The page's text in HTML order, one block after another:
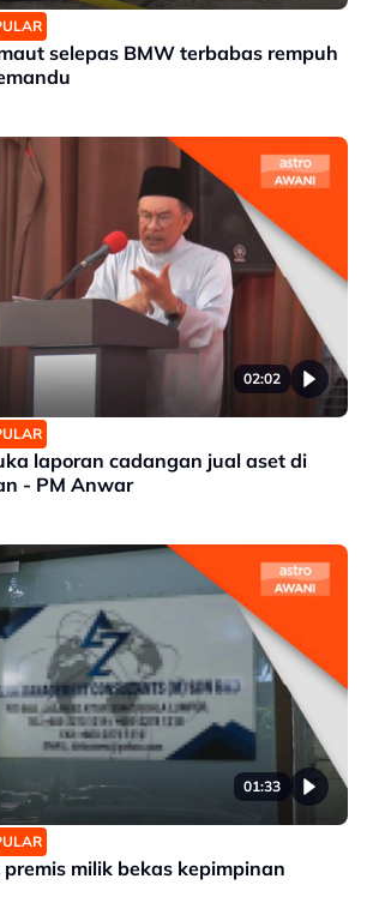
selepas BMW terbabas rempuh
02:02
laporan cadangan jual aset di
- PM Anwar
01:33
milik bekas kepimpinan